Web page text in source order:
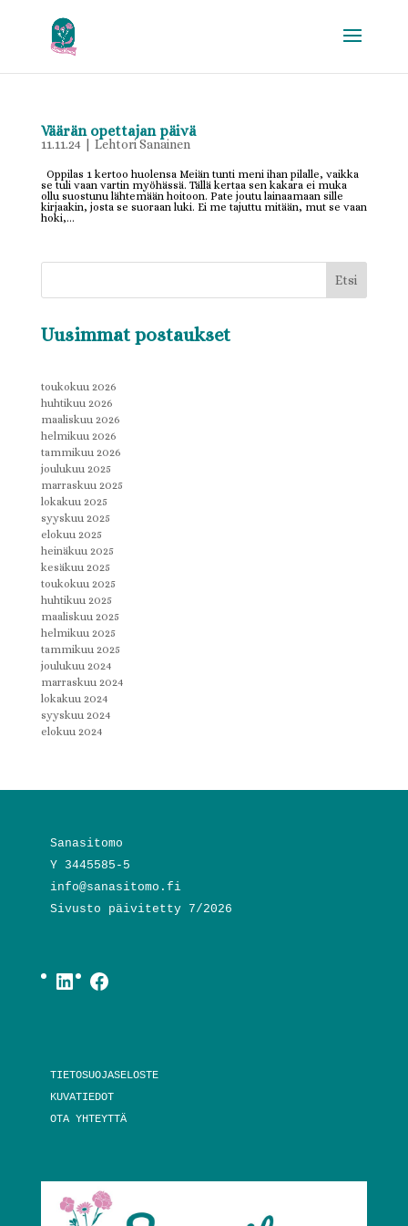
Väärän opettajan päivä
11.11.24 Lehtori Sanainen
Oppilas 1 kertoo huolensa Meiän tunti meni ihan pilalle, vaikka
se tuli vaan vartin myöhässä. Tällä kertaa sen kakara ei muka
ollu suostunu lähtemään hoitoon. Pate joutu lainaamaan sille
kirjaakin, josta se suoraan luki. Ei me tajuttu mitään, mut se vaan
hoki,...
Etsi
Uusimmat postaukset
toukokuu 2026
huhtikuu 2026
maaliskuu 2026
helmikuu 2026
tammikuu 2026
joulukuu 2025
marraskuu 2025
lokakuu 2025
syyskuu 2025
elokuu 2025
heinäkuu 2025
kesäkuu 2025
toukokuu 2025
huhtikuu 2025
maaliskuu 2025
helmikuu 2025
tammikuu 2025
joulukuu 2024
marraskuu 2024
lokakuu 2024
syyskuu 2024
elokuu 2024
Sanasitomo
Y 3445585-5
info@sanasitomo.fi
Sivusto päivitetty 7/2026
LinkedIn
Facebook
TIETOSUOJASELOSTE
KUVATIEDOT
OTA YHTEYTTÄ